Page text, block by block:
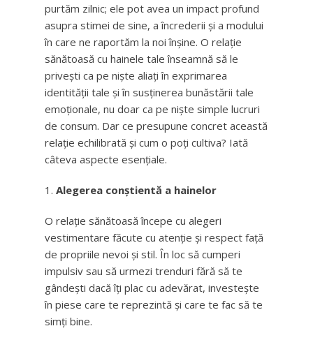
purtăm zilnic; ele pot avea un impact profund
asupra stimei de sine, a încrederii și a modului
în care ne raportăm la noi înșine. O relație
sănătoasă cu hainele tale înseamnă să le
privești ca pe niște aliați în exprimarea
identității tale și în susținerea bunăstării tale
emoționale, nu doar ca pe niște simple lucruri
de consum. Dar ce presupune concret această
relație echilibrată și cum o poți cultiva? Iată
câteva aspecte esențiale.
Alegerea conștientă a hainelor
O relație sănătoasă începe cu alegeri
vestimentare făcute cu atenție și respect față
de propriile nevoi și stil. În loc să cumperi
impulsiv sau să urmezi trenduri fără să te
gândești dacă îți plac cu adevărat, investește
în piese care te reprezintă și care te fac să te
simți bine.